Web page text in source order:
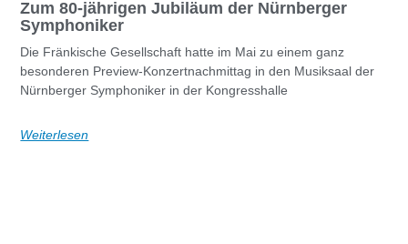
Zum 80-jährigen Jubiläum der Nürnberger
Symphoniker
Die Fränkische Gesellschaft hatte im Mai zu einem ganz
besonderen Preview-Konzertnachmittag in den Musiksaal der
Nürnberger Symphoniker in der Kongresshalle
Weiterlesen